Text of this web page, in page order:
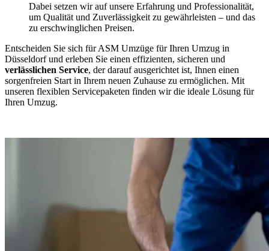
Dabei setzen wir auf unsere Erfahrung und Professionalität,
um Qualität und Zuverlässigkeit zu gewährleisten – und das
zu erschwinglichen Preisen.
Entscheiden Sie sich für ASM Umzüge für Ihren Umzug in
Düsseldorf und erleben Sie einen effizienten, sicheren und
verlässlichen Service, der darauf ausgerichtet ist, Ihnen einen
sorgenfreien Start in Ihrem neuen Zuhause zu ermöglichen. Mit
unseren flexiblen Servicepaketen finden wir die ideale Lösung für
Ihren Umzug.